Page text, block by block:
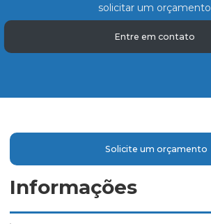
solicitar um orçamento
Entre em contato
Solicite um orçamento
Informações